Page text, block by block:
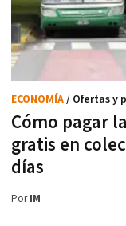
Cómo pagar
gratis en
días
ECONOMÍA/ Ofertas y
PorIM